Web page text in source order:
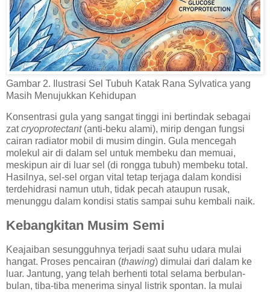
Gambar 2. Ilustrasi Sel Tubuh Katak Rana Sylvatica yang
Masih Menujukkan Kehidupan
Konsentrasi gula yang sangat tinggi ini bertindak sebagai
zatcryoprotectant(anti-beku alami), mirip dengan fungsi
cairan radiator mobil di musim dingin. Gula mencegah
molekul air di dalam sel untuk membeku dan memuai,
meskipun air di luar sel (di rongga tubuh) membeku total.
Hasilnya, sel-sel organ vital tetap terjaga dalam kondisi
terdehidrasi namun utuh, tidak pecah ataupun rusak,
menunggu dalam kondisi statis sampai suhu kembali naik.
Kebangkitan Musim Semi
Keajaiban sesungguhnya terjadi saat suhu udara mulai
hangat. Proses pencairan (thawing) dimulai dari dalam ke
luar. Jantung, yang telah berhenti total selama berbulan-
bulan, tiba-tiba menerima sinyal listrik spontan. Ia mulai